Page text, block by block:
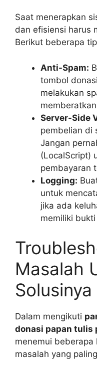
Saat menerapkan
dan efisiensi harus
Berikut beberapa
Anti-Spam:
tombol
melakukan
Server-Side
pembelian di
Jangan
(LocalScript)
pembayaran
Logging:
untuk
jika ada
memiliki
Masalah
Solusinya
Dalam mengikuti
donasi papan tulis
menemui beberapa
masalah yang